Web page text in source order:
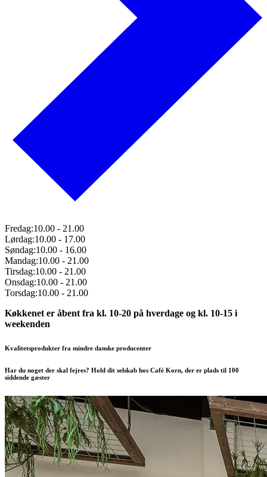
Fredag:10.00 - 21.00
Lørdag:10.00 - 17.00
Søndag:10.00 - 16.00
Mandag:10.00 - 21.00
Tirsdag:10.00 - 21.00
Onsdag:10.00 - 21.00
Torsdag:10.00 - 21.00
Køkkenet er åbent fra kl. 10-20 på hverdage og kl. 10-15 i
weekenden
Kvalitetsprodukter fra mindre danske producenter
Har du noget der skal fejres? Hold dit selskab hos Café Korn, der er plads til 100
siddende gæster